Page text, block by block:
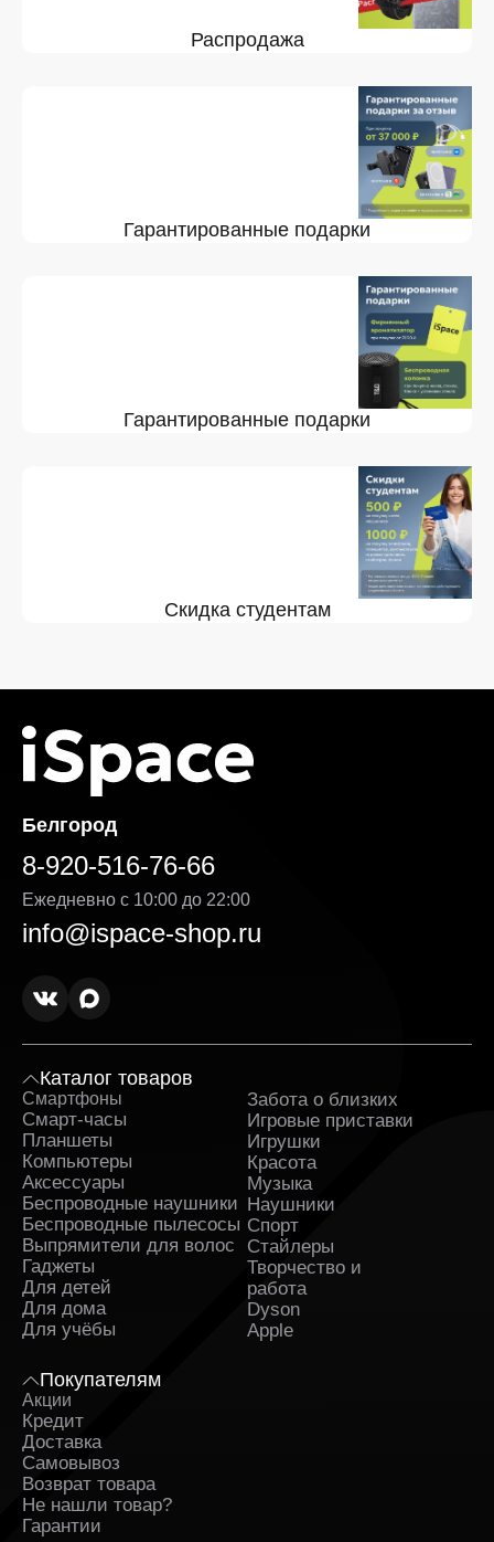
Распродажа
Гарантированные подарки
Гарантированные подарки
Скидка студентам
Белгород
8-920-516-76-66
Ежедневно с 10:00 до 22:00
info@ispace-shop.ru
Каталог товаров
Смартфоны
Смарт-часы
Планшеты
Компьютеры
Аксессуары
Беспроводные наушники
Беспроводные пылесосы
Выпрямители для волос
Гаджеты
Для детей
Для дома
Для учёбы
Забота о близких
Игровые приставки
Игрушки
Красота
Музыка
Наушники
Спорт
Стайлеры
Творчество и
работа
Dyson
Apple
Покупателям
Акции
Кредит
Доставка
Самовывоз
Возврат товара
Не нашли товар?
Гарантии